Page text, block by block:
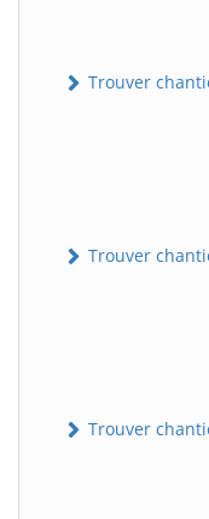
Trouver
Trouver
Trouver